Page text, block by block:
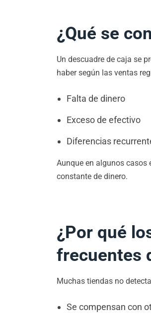
¿Qué se
Un descuadre de caja se
haber según las ventas
Falta de dinero
Exceso de efectivo
Diferencias
Aunque en algunos casos
constante de dinero.
¿Por qué
frecuentes
Muchas tiendas no
Se compensan con